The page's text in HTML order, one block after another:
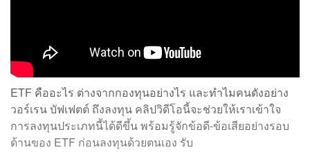
ETF คืออะไร ต่างจากกองทุนอย่างไร และทำไมคนดังอย่าง
วอร์เรน บัฟเฟตต์ ถึงลงทุน คลิปวิดีโอนี้จะช่วยให้เราเข้าใจ
การลงทุนประเภทนี้ได้ดีขึ้น พร้อมรู้จักข้อดี-ข้อเสียอย่างรอบ
ด้านของ ETF ก่อนลงทุนด้วยตนเอง รับ